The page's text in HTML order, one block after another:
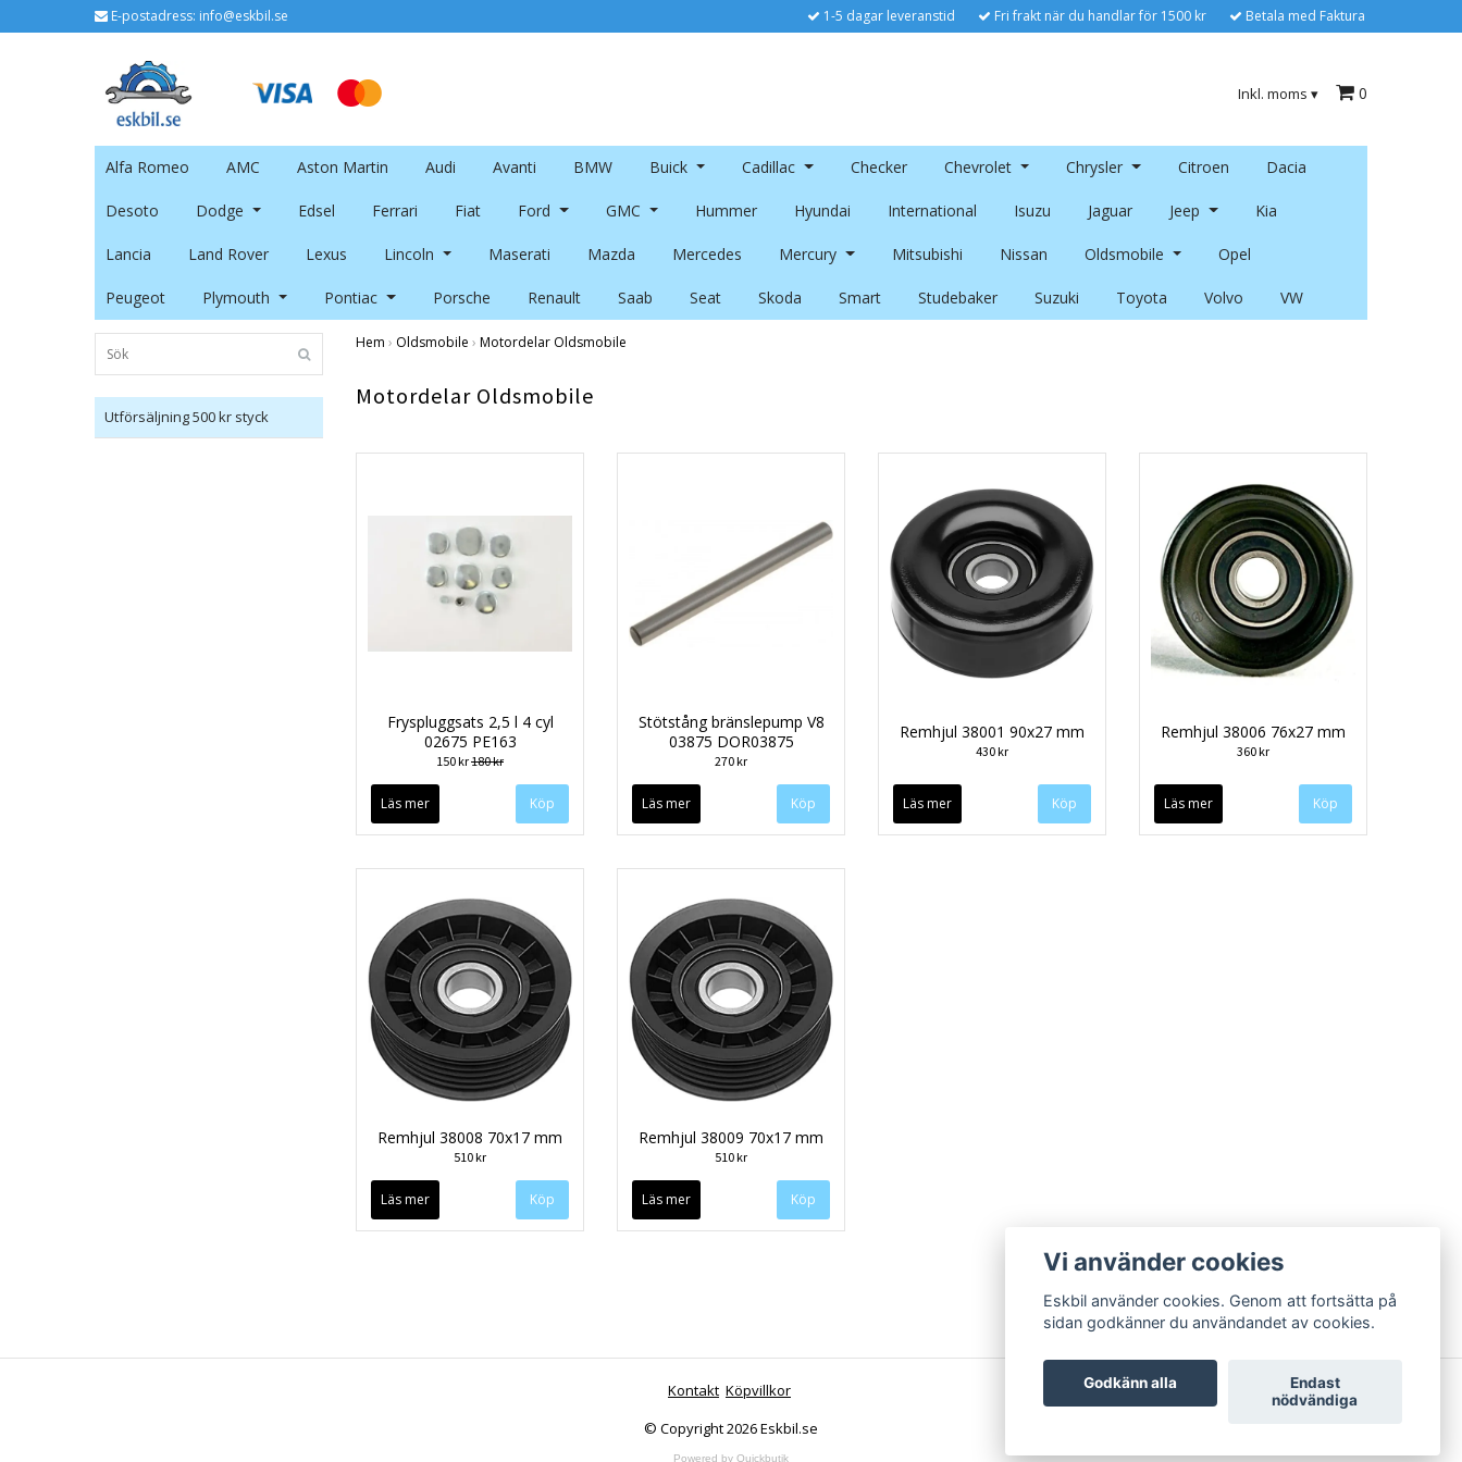
E-postadress: info@eskbil.se 1-5 dagar leveranstid Fri frakt när du handlar för 1500 kr Betala med Faktura
Inkl. moms ▾ 0
Alfa Romeo AMC Aston Martin Audi Avanti BMW Buick Cadillac Checker Chevrolet Chrysler Citroen Dacia
Desoto Dodge Edsel Ferrari Fiat Ford GMC Hummer Hyundai International Isuzu Jaguar Jeep Kia
Lancia Land Rover Lexus Lincoln Maserati Mazda Mercedes Mercury Mitsubishi Nissan Oldsmobile Opel
Peugeot Plymouth Pontiac Porsche Renault Saab Seat Skoda Smart Studebaker Suzuki Toyota Volvo VW
Utförsäljning 500 kr styck
Hem › Oldsmobile › Motordelar Oldsmobile
Motordelar Oldsmobile
Fryspluggsats 2,5 l 4 cyl
02675 PE163
150 kr180 kr
Läs mer
Stötstång bränslepump V8
03875 DOR03875
270 kr
Läs mer
Remhjul 38001 90x27 mm
430 kr
Läs mer
Remhjul 38006 76x27 mm
360 kr
Läs mer
Remhjul 38008 70x17 mm
510 kr
Läs mer
Remhjul 38009 70x17 mm
510 kr
Läs mer
Kontakt Köpvillkor
© Copyright 2026 Eskbil.se
Powered by Quickbutik
Vi använder cookies
Eskbil använder cookies. Genom att fortsätta på
sidan godkänner du användandet av cookies.
Godkänn alla
Endast
nödvändiga